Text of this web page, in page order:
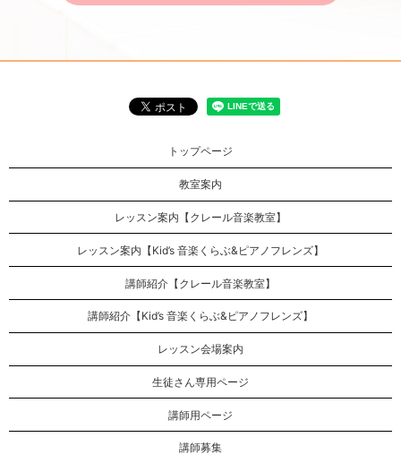
トップページ
教室案内
レッスン案内【クレール音楽教室】
レッスン案内【Kid’s 音楽くらぶ&ピアノフレンズ】
講師紹介【クレール音楽教室】
講師紹介【Kid’s 音楽くらぶ&ピアノフレンズ】
レッスン会場案内
生徒さん専用ページ
講師用ページ
講師募集